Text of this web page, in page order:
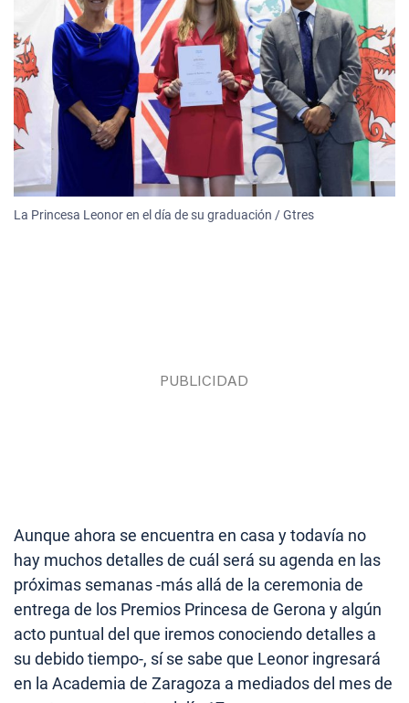
La Princesa Leonor en el día de su graduación / Gtres
Aunque ahora se encuentra en casa y todavía no
hay muchos detalles de cuál será su agenda en las
próximas semanas -más allá de la ceremonia de
entrega de los Premios Princesa de Gerona y algún
acto puntual del que iremos conociendo detalles a
su debido tiempo-, sí se sabe que Leonor ingresará
en la Academia de Zaragoza a mediados del mes de